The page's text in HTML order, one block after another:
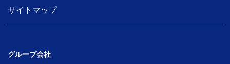
サイトマップ
グループ会社